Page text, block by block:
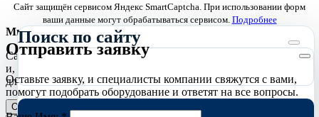
Сайт защищён сервисом Яндекс SmartCaptcha. При использовании форм
ваши данные могут обрабатываться сервисом. Подробнее
Поиск по сайту
Отправить заявку
Оставьте заявку, и специалисты компании свяжутся с вами,
помогут подобрать оборудование и ответят на все вопросы.
Мы используем cookies
Сайт использует необходимые cookies для корректной работы
и, с вашего согласия, аналитические cookies Яндекс.Метрики
для улучшения сайта.Подробнее
Отклонить